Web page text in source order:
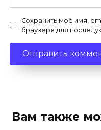
Сохранить моё имя,
браузере для
Вам также